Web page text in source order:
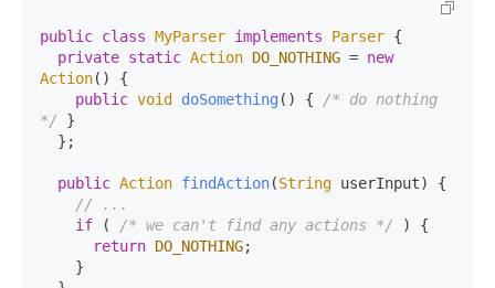
public class MyParser implements Parser {
private static Action DO_NOTHING = new
Action() {
public void doSomething ( ) {
/* do nothing
*/ }
public Action findAction(String userInput) {
// ...
if ( /* we can't find any actions */ ) {
return DO_NOTHING;